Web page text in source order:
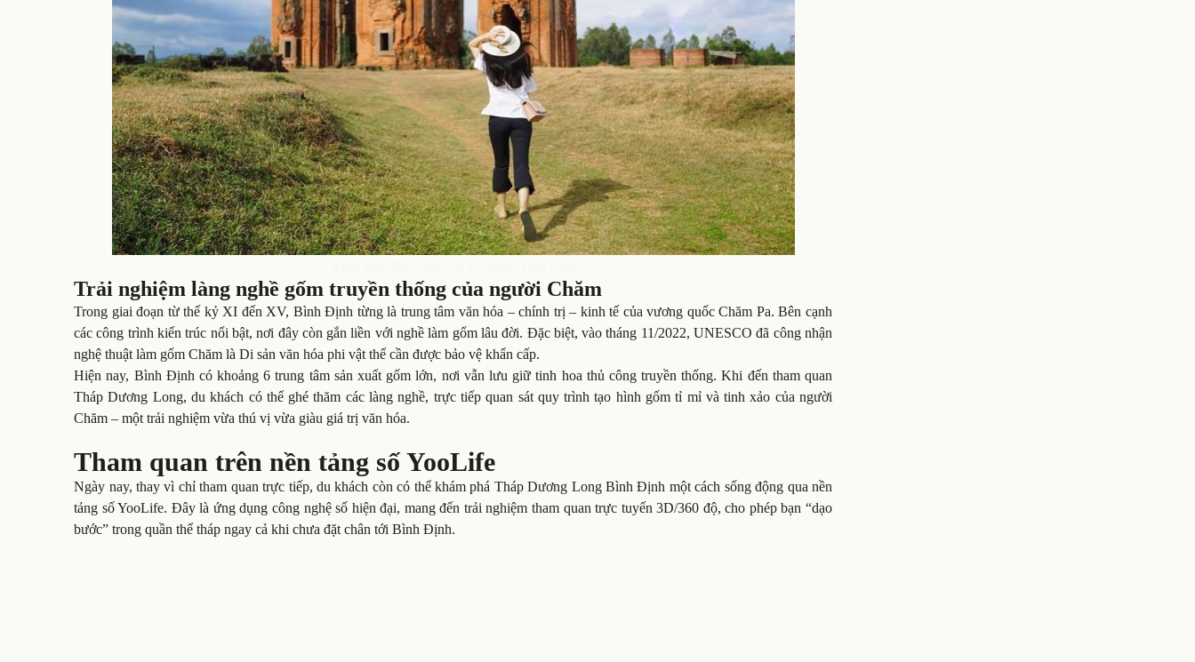
Trải nghiệm làng nghề gốm truyền thống của người Chăm
Trong giai đoạn từ thế kỷ XI đến XV, Bình Định từng là trung tâm văn hóa – chính trị – kinh tế của vương quốc Chăm Pa. Bên cạnh
các công trình kiến trúc nổi bật, nơi đây còn gắn liền với nghề làm gốm lâu đời. Đặc biệt, vào tháng 11/2022, UNESCO đã công nhận
nghệ thuật làm gốm Chăm là Di sản văn hóa phi vật thể cần được bảo vệ khẩn cấp.
Hiện nay, Bình Định có khoảng 6 trung tâm sản xuất gốm lớn, nơi vẫn lưu giữ tinh hoa thủ công truyền thống. Khi đến tham quan
Tháp Dương Long, du khách có thể ghé thăm các làng nghề, trực tiếp quan sát quy trình tạo hình gốm tỉ mỉ và tinh xảo của người
Chăm – một trải nghiệm vừa thú vị vừa giàu giá trị văn hóa.
Tham quan trên nền tảng số YooLife
Ngày nay, thay vì chỉ tham quan trực tiếp, du khách còn có thể khám phá Tháp Dương Long Bình Định một cách sống động qua nền
tảng số YooLife. Đây là ứng dụng công nghệ số hiện đại, mang đến trải nghiệm tham quan trực tuyến 3D/360 độ, cho phép bạn “dạo
bước” trong quần thể tháp ngay cả khi chưa đặt chân tới Bình Định.